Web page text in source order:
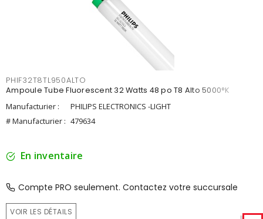
PHIF32T8TL950ALTO
Ampoule Tube Fluorescent 32 Watts 48 po T8 Alto 5000°K
Manufacturier :
PHILIPS ELECTRONICS -LIGHT
# Manufacturier : 479634
En inventaire
Compte PRO seulement. Contactez votre succursale
VOIR LES DÉTAILS